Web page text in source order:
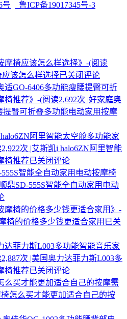
号
鲁ICP备19017345号-3
摩椅应该怎么样选择》-(阅读
该怎么样选择已关闭评论
适GO-6406多功能瘦腰提臀可折
推荐》-(阅读2,692次 |好家庭奥
提臀可折叠多功能电动家用按摩
阿里智能太空舱多功能家
次 |艾斯凯i halo6ZN阿里智能
椅推荐已关闭评论
智能全自动家用电动按摩椅
顺鼎SD-555S智能全自动家用电动
摩椅的价格多少钱更适合家用》-
椅的价格多少钱更适合家用 已关
达菲力斯L003多功能智能音乐家
次 |美国奥力达菲力斯L003多
椅推荐已关闭评论
么买才能更加适合自己的按摩需
怎么买才能更加适合自己的按